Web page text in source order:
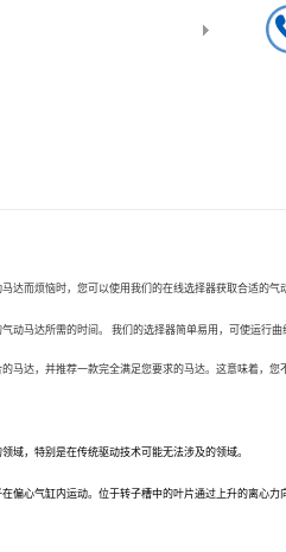
达而烦恼时，您可以使用我们的在线选择器获取合适的气
气动马达所需的时间。 我们的选择器简单易用，可使运行曲
马达，并推荐一款完全满足您要求的马达。这意味着，
域，特别是在传统驱动技术可能无法涉及的领域。
偏心气缸内运动。位于转子槽中的叶片通过上升的离心